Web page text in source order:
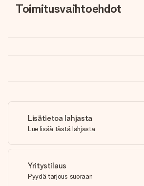
Toimitusvaihtoehdot
Lisätietoa lahjasta
Lue lisää tästä lahjasta
Yritystilaus
Pyydä tarjous suoraan